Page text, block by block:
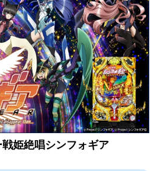
姫絶唱シンフォギア